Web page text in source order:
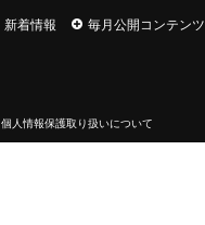
新着情報 毎月公開コンテンツ
個人情報保護取り扱いについて